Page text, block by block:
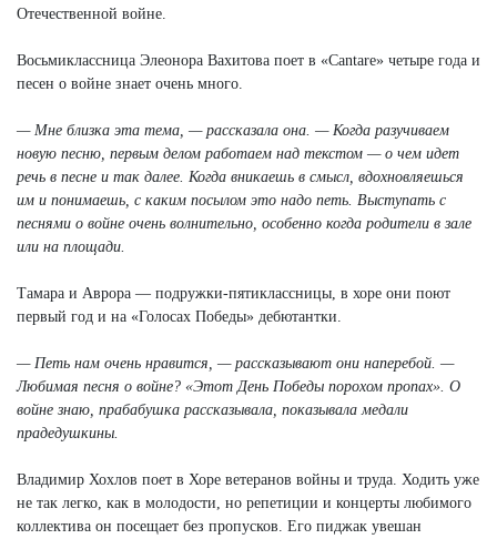
Отечественной войне.
Восьмиклассница Элеонора Вахитова поет в «Саntаrе» четыре года и
песен о войне знает очень много.
— Мне близка эта тема, — рассказала она. — Когда разучиваем
новую песню, первым делом работаем над текстом — о чем идет
речь в песне и так далее. Когда вникаешь в смысл, вдохновляешься
им и понимаешь, с каким посылом это надо петь. Выступать с
песнями о войне очень волнительно, особенно когда родители в зале
или на площади.
Тамара и Аврора — подружки-пятиклассницы, в хоре они поют
первый год и на «Голосах Победы» дебютантки.
— Петь нам очень нравится, — рассказывают они наперебой. —
Любимая песня о войне? «Этот День Победы порохом пропах». О
войне знаю, прабабушка рассказывала, показывала медали
прадедушкины.
Владимир Хохлов поет в Хоре ветеранов войны и труда. Ходить уже
не так легко, как в молодости, но репетиции и концерты любимого
коллектива он посещает без пропусков. Его пиджак увешан